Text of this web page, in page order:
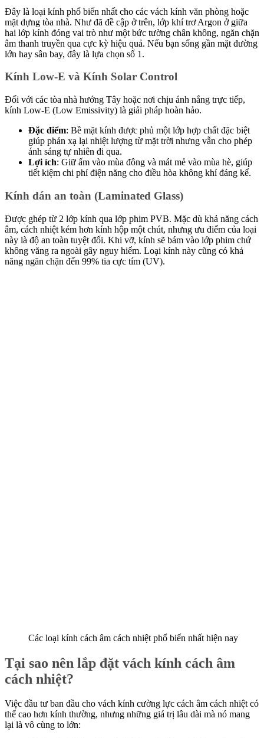
Đây là loại kính phổ biến nhất cho các vách kính văn phòng hoặc
mặt dựng tòa nhà. Như đã đề cập ở trên, lớp khí trơ Argon ở giữa
hai lớp kính đóng vai trò như một bức tường chân không, ngăn chặn
âm thanh truyền qua cực kỳ hiệu quả. Nếu bạn sống gần mặt đường
lớn hay sân bay, đây là lựa chọn số 1.
Kính Low-E và Kính Solar Control
Đối với các tòa nhà hướng Tây hoặc nơi chịu ánh nắng trực tiếp,
kính Low-E (Low Emissivity) là giải pháp hoàn hảo.
Đặc điểm: Bề mặt kính được phủ một lớp hợp chất đặc biệt
giúp phản xạ lại nhiệt lượng từ mặt trời nhưng vẫn cho phép
ánh sáng tự nhiên đi qua.
Lợi ích: Giữ ấm vào mùa đông và mát mẻ vào mùa hè, giúp
tiết kiệm chi phí điện năng cho điều hòa không khí đáng kể.
Kính dán an toàn (Laminated Glass)
Được ghép từ 2 lớp kính qua lớp phim PVB. Mặc dù khả năng cách
âm, cách nhiệt kém hơn kính hộp một chút, nhưng ưu điểm của loại
này là độ an toàn tuyệt đối. Khi vỡ, kính sẽ bám vào lớp phim chứ
không văng ra ngoài gây nguy hiểm. Loại kính này cũng có khả
năng ngăn chặn đến 99% tia cực tím (UV).
Các loại kính cách âm cách nhiệt phổ biến nhất hiện nay
Tại sao nên lắp đặt vách kính cách âm
cách nhiệt?
Việc đầu tư ban đầu cho vách kính cường lực cách âm cách nhiệt có
thể cao hơn kính thường, nhưng những giá trị lâu dài mà nó mang
lại là vô cùng to lớn: